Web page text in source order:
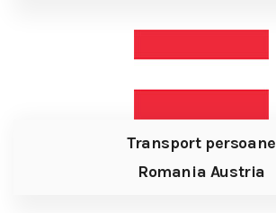
Transport persoane
Romania Austria